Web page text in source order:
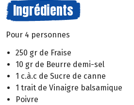
Ingrédients
Pour 4 personnes
250 gr de Fraise
10 gr de Beurre demi-sel
1 c.à.c de Sucre de canne
1 trait de Vinaigre balsamique
Poivre